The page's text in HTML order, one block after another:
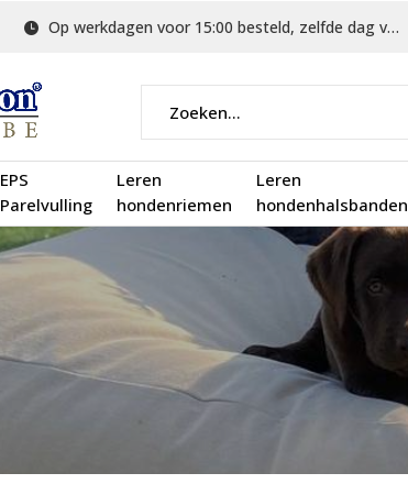
EPS
Parelvulling
Leren
hondenriemen
Leren
hondenhalsbanden
Op werkdagen voor 15:00 besteld, zelfde dag verstuurd